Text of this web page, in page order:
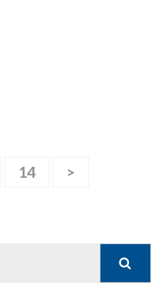
Сторінку
14 >